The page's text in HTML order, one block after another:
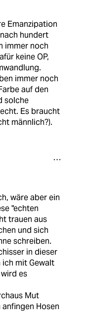
Emanzipation
hundert
immer noch
keine OP,
immer noch
auf den
solche
Es braucht
männlich?).
wäre aber ein
"echten
trauen aus
und sich
schreiben.
in dieser
ich mit Gewalt
es
Mut
Hosen